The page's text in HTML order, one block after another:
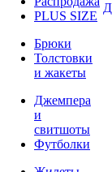
PLUS SIZE
Брюки
Толстовки
и жакеты
Джемпера
и
свитшоты
Футболки